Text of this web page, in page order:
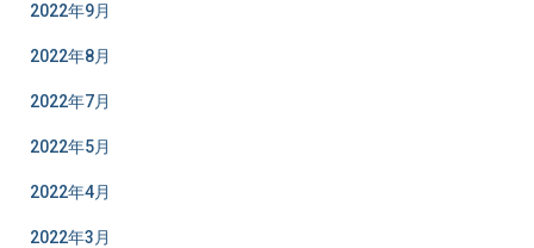
2022年9月
2022年8月
2022年7月
2022年5月
2022年4月
2022年3月